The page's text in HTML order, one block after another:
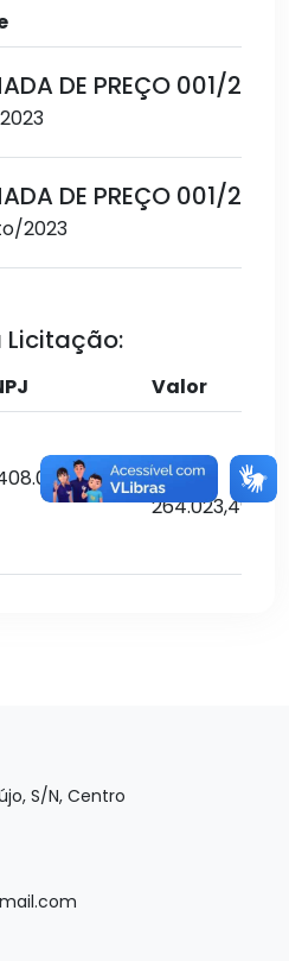
DE PREÇO 001/2023
DE PREÇO 001/2023
2023
Licitação:
Valor
0001-
R$
264.023,49
S/N, Centro